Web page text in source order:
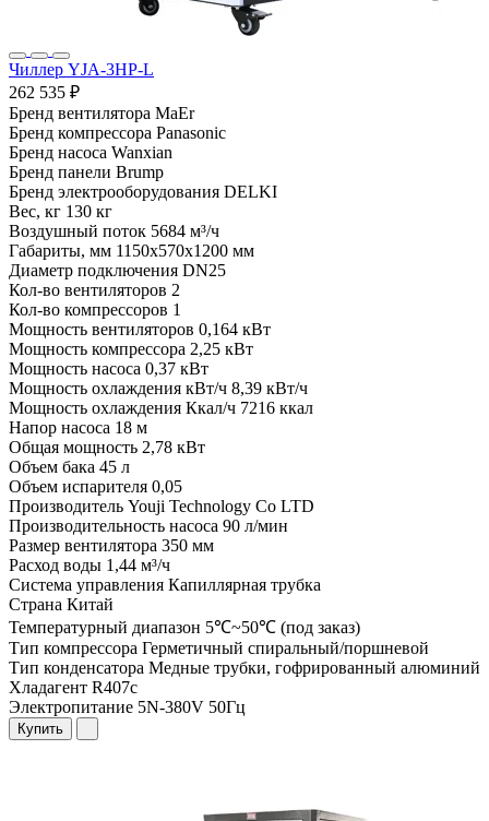
Чиллер YJA-3HP-L
262 535 ₽
Бренд вентилятора MaEr
Бренд компрессора Panasonic
Бренд насоса Wanxian
Бренд панели Brump
Бренд электрооборудования DELKI
Вес, кг 130 кг
Воздушный поток 5684 м³/ч
Габариты, мм 1150x570x1200 мм
Диаметр подключения DN25
Кол-во вентиляторов 2
Кол-во компрессоров 1
Мощность вентиляторов 0,164 кВт
Мощность компрессора 2,25 кВт
Мощность насоса 0,37 кВт
Мощность охлаждения кВт/ч 8,39 кВт/ч
Мощность охлаждения Ккал/ч 7216 ккал
Напор насоса 18 м
Общая мощность 2,78 кВт
Объем бака 45 л
Объем испарителя 0,05
Производитель Youji Technology Co LTD
Производительность насоса 90 л/мин
Размер вентилятора 350 мм
Расход воды 1,44 м³/ч
Система управления Капиллярная трубка
Страна Китай
Температурный диапазон 5℃~50℃ (под заказ)
Тип компрессора Герметичный спиральный/поршневой
Тип конденсатора Медные трубки, гофрированный алюминий
Хладагент R407c
Электропитание 5N-380V 50Гц
Купить